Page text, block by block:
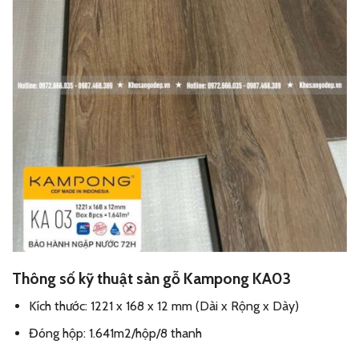
Thông số kỹ thuật sàn gỗ Kampong KA03
Kích thước: 1221 x 168 x 12 mm (Dài x Rộng x Dày)
Đóng hộp: 1.641m2/hộp/8 thanh